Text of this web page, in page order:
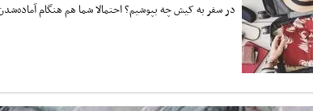
در سفر به کیش چه بپوشیم؟ احتمالا شما هم هنگام